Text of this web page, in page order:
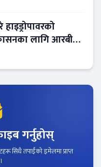
लागि आरबीबी
गर्नुहोस्
सिधै तपाईंको इमेलमा प्राप्त